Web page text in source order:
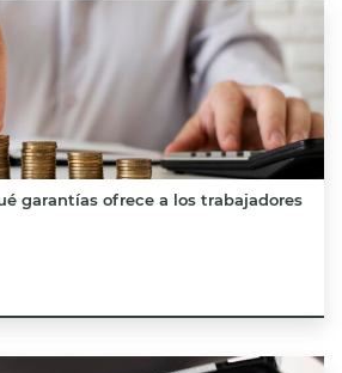
garantías ofrece a los trabajadores